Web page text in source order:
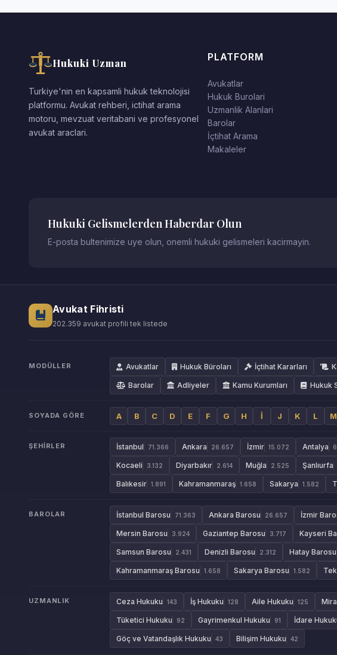
Hukuki Uzman
Turkiye'nin en kapsamli hukuk teknolojisi
platformu. Avukat rehberi, ictihat arama
motoru, mevzuat veritabani ve profesyonel
avukat araclari.
PLATFORM
Avukatlar
Hukuk Burolari
Uzmanlik Alanlari
Barolar
İçtihat Arama
Makaleler
Hukuki Gelismelerden Haberdar Olun
E-posta bultenimize uye olun, onemli hukuki gelismeleri kacirmayin.
Avukat Fihristi
202.359 avukat profili tek listede
MODÜLLER Avukatlar Hukuk Büroları İçtihat Kararları
Barolar Adliyeler Kamu Kurumları Hukuk
SOYADA GÖRE A B C D E F G H İ J K L M
ŞEHIRLER İstanbul 71.366 Ankara 26.657 İzmir 15.072 Antalya
Kocaeli 3.132 Diyarbakır 2.614 Muğla 2.525 Şanlıurfa
Balıkesir 1.891 Kahramanmaraş 1.658 Sakarya 1.582
BAROLAR İstanbul Barosu 71.363 Ankara Barosu 26.657 İzmir
Mersin Barosu 3.924 Gaziantep Barosu 3.717 Kayseri
Samsun Barosu 2.431 Denizli Barosu 2.312 Hatay Barosu
Kahramanmaraş Barosu 1.658 Sakarya Barosu 1.582
UZMANLIK Ceza Hukuku 143 İş Hukuku 128 Aile Hukuku 125
Tüketici Hukuku 92 Gayrimenkul Hukuku 91 İdare
Göç ve Vatandaşlık Hukuku 43 Bilişim Hukuku 42